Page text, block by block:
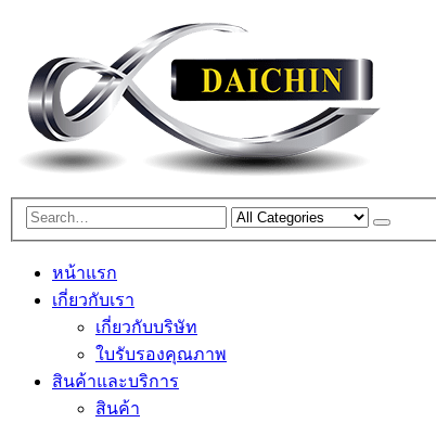
หน้าแรก
เกี่ยวกับเรา
เกี่ยวกับบริษัท
ใบรับรองคุณภาพ
สินค้าและบริการ
สินค้า